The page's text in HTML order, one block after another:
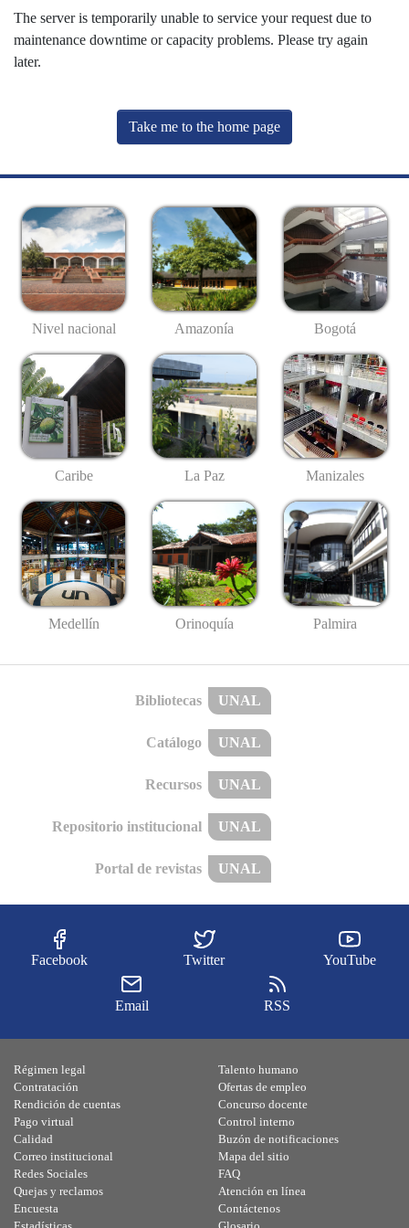
The server is temporarily unable to service your request due to
maintenance downtime or capacity problems. Please try again
later.
Take me to the home page
Nivel nacional Amazonía Bogotá
Caribe La Paz Manizales
Medellín Orinoquía Palmira
Bibliotecas UNAL
Catálogo UNAL
Recursos UNAL
Repositorio institucional UNAL
Portal de revistas UNAL
Facebook Twitter YouTube
Email RSS
Régimen legal
Contratación
Rendición de cuentas
Pago virtual
Calidad
Talento humano
Ofertas de empleo
Concurso docente
Control interno
Buzón de notificaciones
Correo institucional
Redes Sociales
Quejas y reclamos
Encuesta
Mapa del sitio
FAQ
Atención en línea
Contáctenos